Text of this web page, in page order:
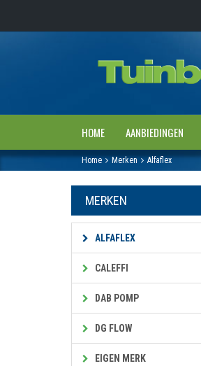
HOME AANBIEDINGEN
Home Merken Alfaflex
MERKEN
ALFAFLEX
CALEFFI
DAB POMP
DG FLOW
EIGEN MERK